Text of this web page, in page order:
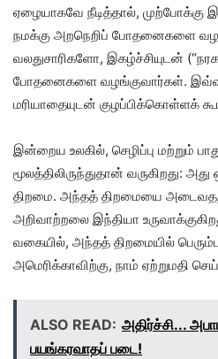
ஏழையாகவே நீடித்தால், முற்போக்கு
நமக்கு அறநெறிப் போதனைகளை
வலதுசாரிகளோ, இகழ்ச்சியுடன்
போதனைகளை வழங்குவார்கள்.
மரியாதையுடன் குழப்பிக்கொள்ளக்
இன்றைய உலகில், செழிப்பு மற்றும்
மூலத்திலிருந்துதான் வருகிறது:
திறமை. அந்தத் திறமையை
அறிவாற்றலை இந்தியா
வகையில், அந்தத் திறமையில்
அமெரிக்காவிற்கு, நாம் ஏற்றுமதி
ALSO READ: அதிர்ச்சி...
பயங்கரவாதப் படை!